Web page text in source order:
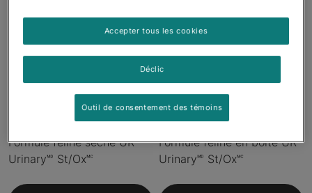
Pro Plan Veterinary Diets🅫
Formule féline sèche UR
Urinary🅫 St/Ox🅪
Pro Plan Veterinary Diets🅫
Formule féline en boîte UR
Urinary🅫 St/Ox🅪
Déclic
Accepter tous les cookies
Outil de consentement des témoins